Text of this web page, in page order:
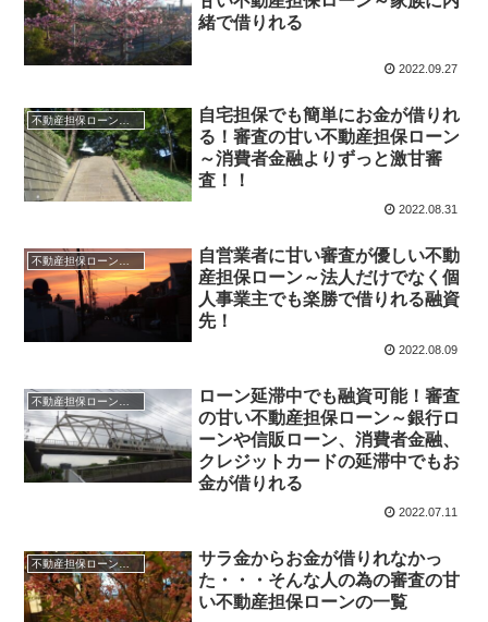
緒で借りれる
2022.09.27
不動産担保ローンの一覧
自宅担保でも簡単にお金が借りれ
る！審査の甘い不動産担保ローン
～消費者金融よりずっと激甘審
査！！
2022.08.31
自営業者に甘い審査が優しい不動
産担保ローン～法人だけでなく個
人事業主でも楽勝で借りれる融資
先！
2022.08.09
不動産担保ローンの一覧
ローン延滞中でも融資可能！審査
の甘い不動産担保ローン～銀行ロ
ーンや信販ローン、消費者金融、
クレジットカードの延滞中でもお
金が借りれる
2022.07.11
不動産担保ローンの一覧
サラ金からお金が借りれなかっ
た・・・そんな人の為の審査の甘
い不動産担保ローンの一覧